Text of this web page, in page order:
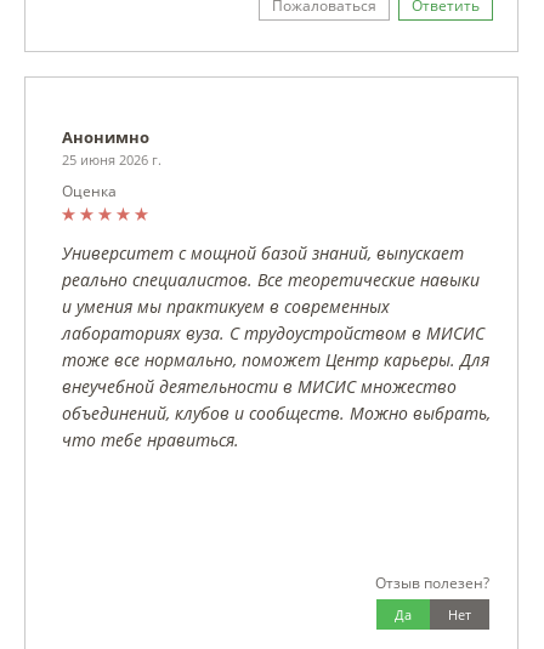
Пожаловаться Ответить
Анонимно
25 июня 2026 г.
Оценка
Университет с мощной базой знаний, выпускает
реально специалистов. Все теоретические навыки
и умения мы практикуем в современных
лабораториях вуза. С трудоустройством в МИСИС
тоже все нормально, поможет Центр карьеры. Для
внеучебной деятельности в МИСИС множество
объединений, клубов и сообществ. Можно выбрать,
что тебе нравиться.
Отзыв полезен?
Нет
Да